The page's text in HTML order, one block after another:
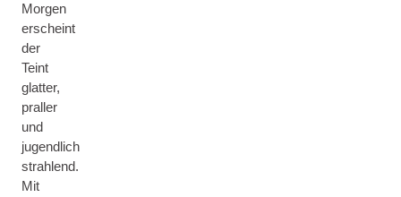
Morgen
erscheint
der
Teint
glatter,
praller
und
jugendlich
strahlend.
Mit